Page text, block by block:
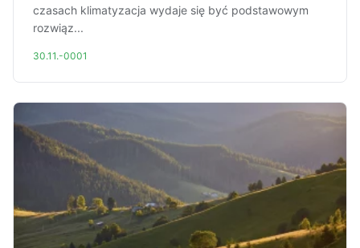
czasach klimatyzacja wydaje się być podstawowym
rozwiąz...
30.11.-0001